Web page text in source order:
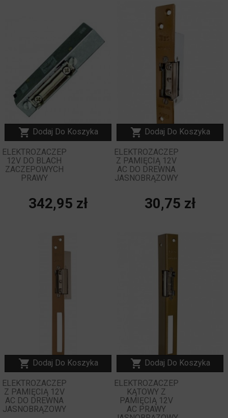
 Dodaj Do Koszyka
ELEKTROZACZEP
12V DO BLACH
ZACZEPOWYCH
PRAWY
Cena
342,95 zł
 Dodaj Do Koszyka
ELEKTROZACZEP
Z PAMIĘCIĄ 12V
AC DO DREWNA
JASNOBRĄZOWY
Cena
30,75 zł
 Dodaj Do Koszyka
ELEKTROZACZEP
Z PAMIĘCIĄ 12V
AC DO DREWNA
JASNOBRĄZOWY
 Dodaj Do Koszyka
ELEKTROZACZEP
KĄTOWY Z
PAMIĘCIĄ 12V
AC PRAWY